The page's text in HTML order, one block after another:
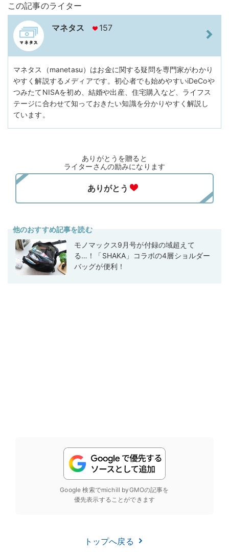
この記事のライター
マネタス 157
マネタス（manetasu）はお金に関する疑問を専門家がわかり
やすく解説するメディアです。初心者でも始めやすいiDeCoや
つみたてNISAを初め、結婚や出産、住宅購入など、ライフス
テージに合わせて知っておきたい知識を分かりやすく解説し
ています。
ありがとうを贈ると
ライターさんの励みになります
他のおすすめ記事を読む
モノマックス9月号が付録の域超えて
る…！「SHAKA」コラボの4層ショルダー
バッグが便利！
Google 検索でmichill byGMOの記事を
優先表示することができます
トップへ戻る